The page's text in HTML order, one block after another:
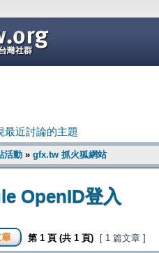
最近討論的主題
活動 » gfx.tw 抓火狐網站
OpenID登入
第 1 頁 (共 1 頁) [ 1 篇文章 ]